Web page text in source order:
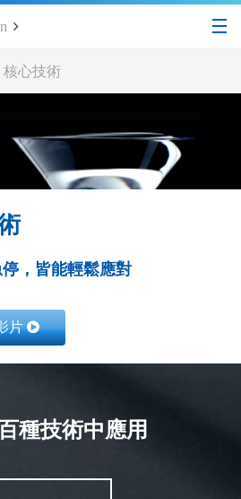
核心技術
，皆能輕鬆應對
片
種技術中應用